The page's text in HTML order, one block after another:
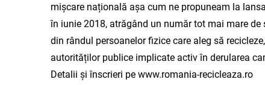
mișcare națională așa cum ne propuneam la
în iunie 2018, atrăgând un număr tot mai mare de
din rândul persoanelor fizice care aleg să
autorităților publice implicate activ în derularea
Detalii și înscrieri pe www.romania-recicleaza.ro